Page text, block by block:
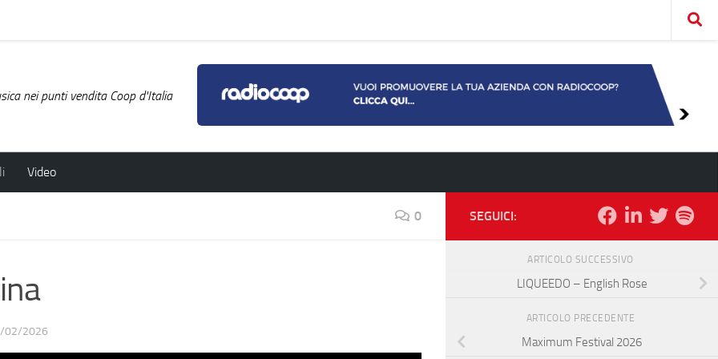
nei punti vendita Coop d'Italia
Video
0
02/2026
SEGUICI:
ARTICOLO SUCCESSIVO
LIQUEEDO – English Rose
ARTICOLO PRECEDENTE
Maximum Festival 2026